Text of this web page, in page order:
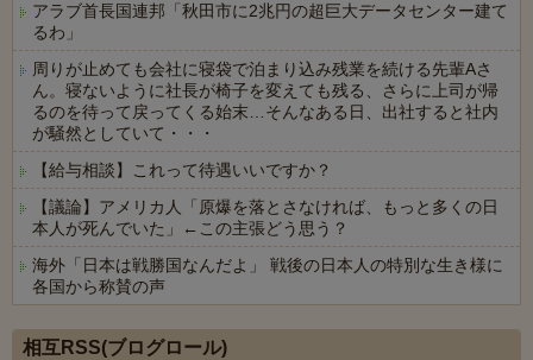
アラブ首長国連邦「秋田市に2兆円の超巨大データセンター建て
るわ」
周りが止めても会社に寝袋で泊まり込み残業を続ける先輩Aさ
ん。寝ないように社長が椅子を変えても残る、さらに上司が帰
るのを待って戻ってくる始末…そんなある日、出社すると社内
が騒然としていて・・・
【給与相談】これって待遇いいですか？
【議論】アメリカ人「原爆を落とさなければ、もっと多くの日
本人が死んでいた」←この主張どう思う？
海外「日本は戦勝国なんだよ」 戦後の日本人の特別な生き様に
各国から称賛の声
相互RSS(ブログロール)